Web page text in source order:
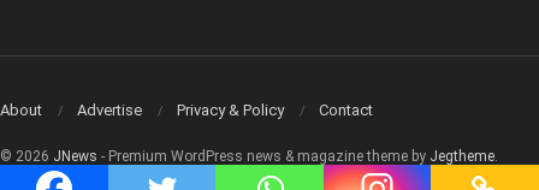
About Advertise Privacy & Policy Contact
© 2026 JNews - Premium WordPress news & magazine theme by Jegtheme.